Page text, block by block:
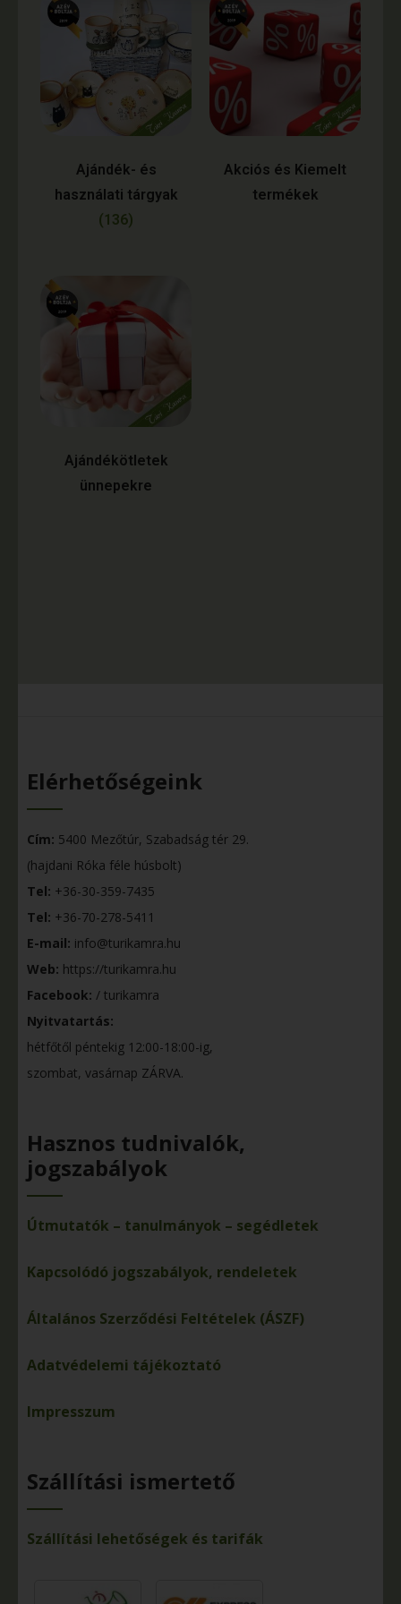
Ajándék- és
használati tárgyak
(136)
Akciós és Kiemelt
termékek
Ajándékötletek
ünnepekre
Elérhetőségeink
Cím: 5400 Mezőtúr, Szabadság tér 29.
(hajdani Róka féle húsbolt)
Tel: +36-30-359-7435
Tel: +36-70-278-5411
E-mail: info@turikamra.hu
Web: https://turikamra.hu
Facebook: / turikamra
Nyitvatartás:
hétfőtől péntekig 12:00-18:00-ig,
szombat, vasárnap ZÁRVA.
Hasznos tudnivalók,
jogszabályok
Útmutatók – tanulmányok – segédletek
Kapcsolódó jogszabályok, rendeletek
Általános Szerződési Feltételek (ÁSZF)
Adatvédelemi tájékoztató
Impresszum
Szállítási ismertető
Szállítási lehetőségek és tarifák